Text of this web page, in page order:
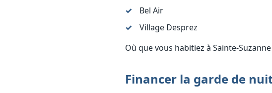
Bel Air
Village Desprez
Où que vous habitiez à Sainte-
Financer la garde de